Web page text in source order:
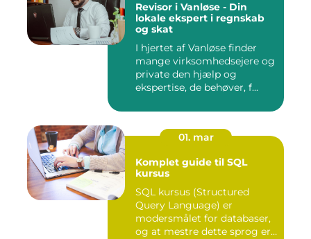
Revisor i Vanløse - Din
lokale ekspert i regnskab
og skat
I hjertet af Vanløse finder
mange virksomhedsejere og
private den hjælp og
ekspertise, de behøver, f...
01. mar
Komplet guide til SQL
kursus
SQL kursus (Structured
Query Language) er
modersmålet for databaser,
og at mestre dette sprog er